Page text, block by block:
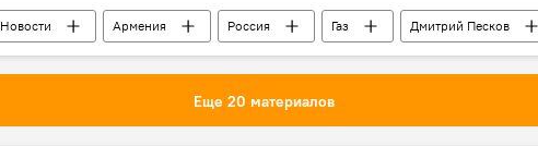
Новости Армения Россия Газ Дмитрий Песков
Еще 20 материалов